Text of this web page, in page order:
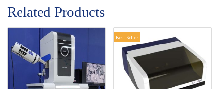
Related Products
Best Seller